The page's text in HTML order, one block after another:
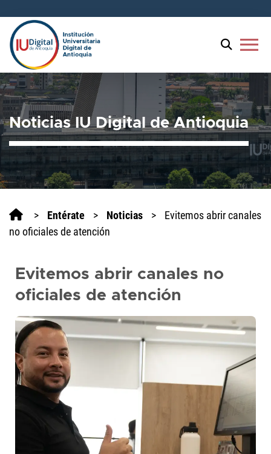
menu
Noticias IU Digital de Antioquia
> Entérate > Noticias >
Evitemos abrir canales
no oficiales de atención
Evitemos abrir canales no
oficiales de atención